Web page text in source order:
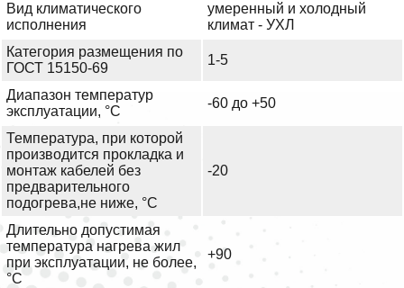
Вид климатического
исполнения
умеренный и холодный
климат - УХЛ
Категория размещения по
ГОСТ 15150-69
1-5
Диапазон температур
эксплуатации, °С
-60 до +50
Температура, при которой
производится прокладка и
монтаж кабелей без
предварительного
подогрева,не ниже, °С
-20
Длительно допустимая
температура нагрева жил
при эксплуатации, не более,
°С
+90